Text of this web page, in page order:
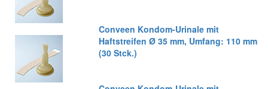
Conveen Kondom-Urinale mit
Haftstreifen Ø 35 mm, Umfang: 110 mm
(30 Stck.)